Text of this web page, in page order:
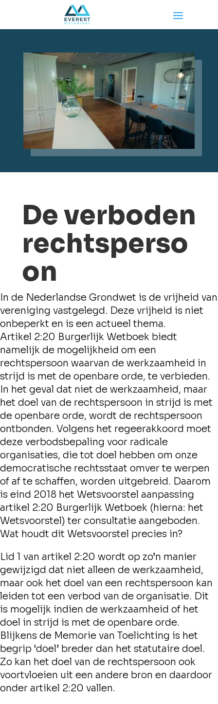
De verboden
rechtsperso
on
In de Nederlandse Grondwet is de vrijheid van
vereniging vastgelegd. Deze vrijheid is niet
onbeperkt en is een actueel thema.
Artikel 2:20 Burgerlijk Wetboek biedt
namelijk de mogelijkheid om een
rechtspersoon waarvan de werkzaamheid in
strijd is met de openbare orde, te verbieden.
In het geval dat niet de werkzaamheid, maar
het doel van de rechtspersoon in strijd is met
de openbare orde, wordt de rechtspersoon
ontbonden. Volgens het regeerakkoord moet
deze verbodsbepaling voor radicale
organisaties, die tot doel hebben om onze
democratische rechtsstaat omver te werpen
of af te schaffen, worden uitgebreid. Daarom
is eind 2018 het Wetsvoorstel aanpassing
artikel 2:20 Burgerlijk Wetboek (hierna: het
Wetsvoorstel) ter consultatie aangeboden.
Wat houdt dit Wetsvoorstel precies in?
Lid 1 van artikel 2:20 wordt op zo’n manier
gewijzigd dat niet alleen de werkzaamheid,
maar ook het doel van een rechtspersoon kan
leiden tot een verbod van de organisatie. Dit
is mogelijk indien de werkzaamheid of het
doel in strijd is met de openbare orde.
Blijkens de Memorie van Toelichting is het
begrip ‘doel’ breder dan het statutaire doel.
Zo kan het doel van de rechtspersoon ook
voortvloeien uit een andere bron en daardoor
onder artikel 2:20 vallen.